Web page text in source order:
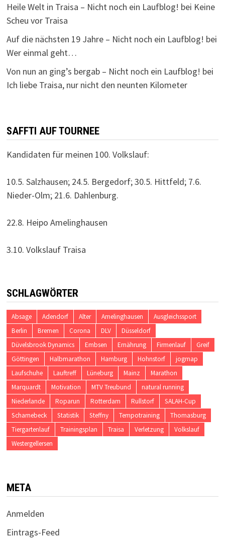
Heile Welt in Traisa – Nicht noch ein Laufblog! bei Keine
Scheu vor Traisa
Auf die nächsten 19 Jahre – Nicht noch ein Laufblog! bei
Wer einmal geht…
Von nun an ging’s bergab – Nicht noch ein Laufblog! bei
Ich liebe Traisa, nur nicht den neunten Kilometer
SAFFTI AUF TOURNEE
Kandidaten für meinen 100. Volkslauf:
10.5. Salzhausen; 24.5. Bergedorf; 30.5. Hittfeld; 7.6.
Nieder-Olm; 21.6. Dahlenburg.
22.8. Heipo Amelinghausen
3.10. Volkslauf Traisa
SCHLAGWÖRTER
Absage Adendorf Alter Amelinghausen
Ausgleichssport
Berlin
Bremen Corona DLV
Düsseldorf
Düvelsbrook Dynamics
Embsen Ernährung Firmenlauf
Greif
Göttingen
Halbmarathon Hamburg Hohnstorf
jogmap
Laufschuhe
Lauftreff Lüneburg Mainz
Marathon
Marquardt
Motivation MTV Treubund
natural running
Niederlande
Roparun Rotterdam Rullstorf
SALAH-Cup
Scharnebeck
Statistik Steffny Tempotraining
Thomasburg
Tiergartenlauf
Trainingsplan Traisa Verletzung
Volkslauf
Westergellersen
META
Anmelden
Eintrags-Feed